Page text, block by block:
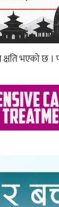
भएको छ